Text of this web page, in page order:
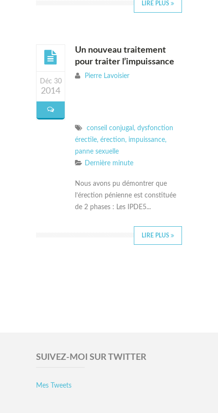
LIRE PLUS
Déc 30
2014
Un nouveau traitement
pour traiter l’impuissance
Pierre Lavoisier
conseil conjugal , dysfonction
érectile, érection, impuissance,
panne sexuelle
Dernière minute
Nous avons pu démontrer que
l’érection pénienne est constituée
de 2 phases : Les IPDE5...
LIRE PLUS
SUIVEZ-MOI SUR TWITTER
Mes Tweets